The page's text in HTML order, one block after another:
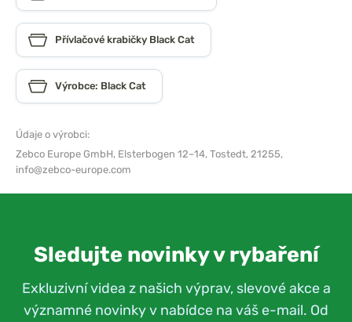
Přívlačové krabičky Black Cat
Výrobce: Black Cat
Údaje o výrobci:
Zebco Europe GmbH, Elsterbogen 12–14, Tostedt, 21255,
info@zebco-europe.com
Sledujte novinky v rybaření
Exkluzivní videa z našich výprav, slevové akce a
významné novinky v nabídce na váš e-mail. Od